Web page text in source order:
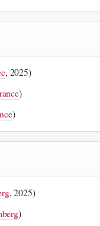
, 2025)
)
)
, 2025)
)